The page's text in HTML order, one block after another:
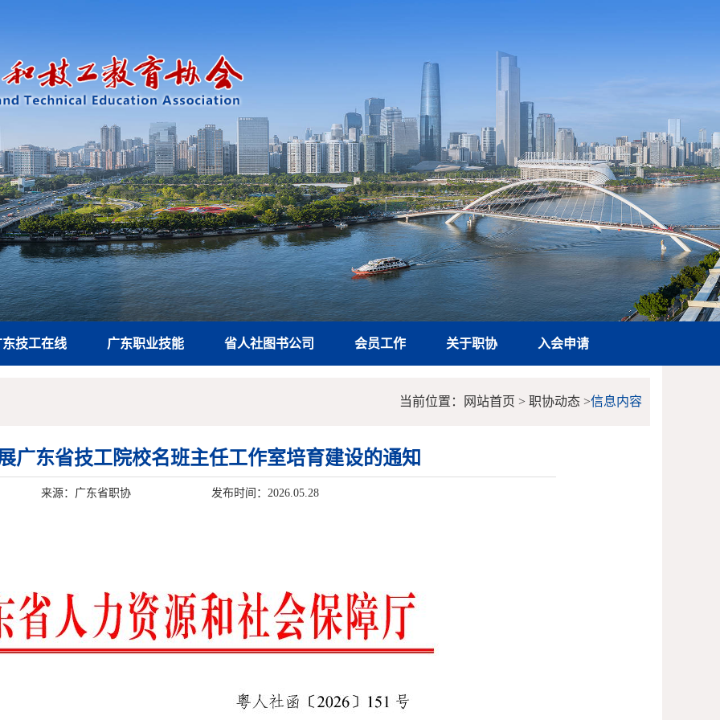
东技工在线 广东职业技能 省人社图书公司 会员工作 关于职协 入会申请
当前位置：网站首页 > 职协动态 >信息内容
广东省技工院校名班主任工作室培育建设的通知
来源：广东省职协 发布时间：2026.05.28